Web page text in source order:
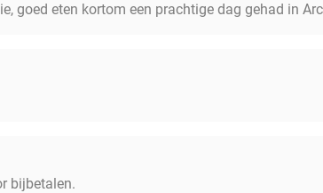
goed eten kortom een prachtige dag gehad in
bijbetalen.